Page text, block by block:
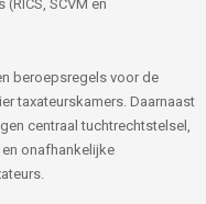
SCVM en
beroepsregels voor de
taxateurskamers. Daarnaast
centraal tuchtrechtstelsel,
onafhankelijke